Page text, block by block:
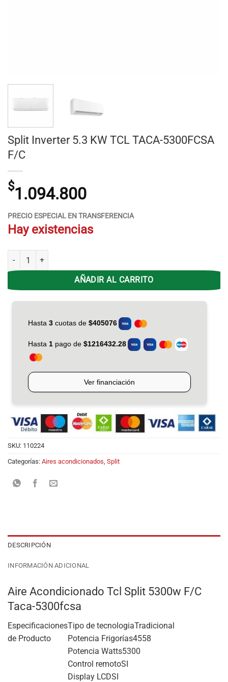
Split Inverter 5.3 KW TCL TACA-5300FCSA
F/C
$1.094.800
PRECIO ESPECIAL EN TRANSFERENCIA
Hay existencias
Split Inverter 5.3 KW TCL TACA-5300FCSA F/C cantidad
AÑADIR AL CARRITO
SKU: 110224
Categorías: Aires acondicionados Split
DESCRIPCIÓN
INFORMACIÓN ADICIONAL
Aire Acondicionado Tcl Split 5300w F/C
Taca-5300fcsa
Especificaciones
de Producto
Tipo de tecnologiaTradicional
Potencia Frigorías4558
Potencia Watts5300
Control remotoSI
Display LCDSI